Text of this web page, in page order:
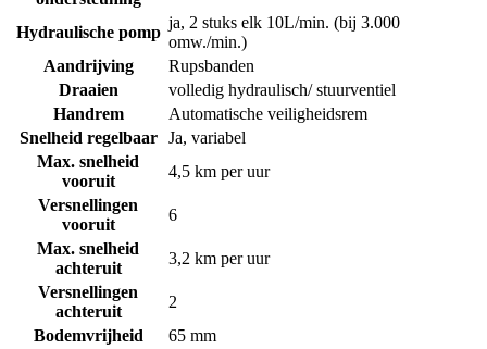
Hydraulische pomp
ja, 2 stuks elk 10L/min. (bij 3.000
omw./min.)
Aandrijving
Rupsbanden
Draaien
volledig hydraulisch/ stuurventiel
Handrem
Automatische veiligheidsrem
Snelheid regelbaar
Ja, variabel
Max. snelheid
vooruit
4,5 km per uur
Versnellingen
vooruit
6
Max. snelheid
achteruit
3,2 km per uur
Versnellingen
achteruit
2
Bodemvrijheid
65 mm